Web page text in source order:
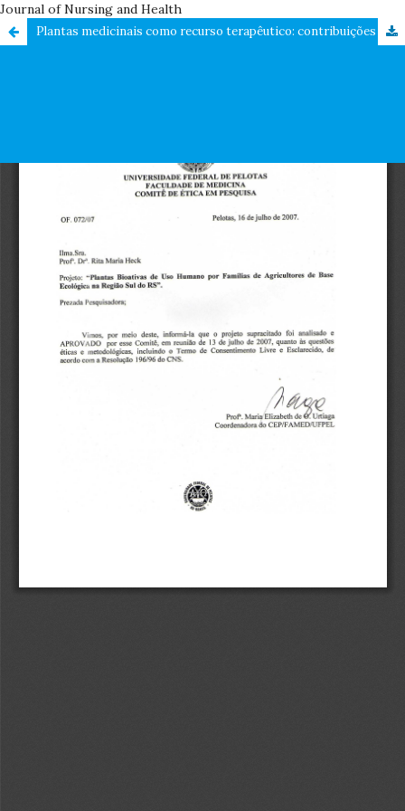
Journal of Nursing and Health
Plantas medicinais como recurso terapêutico: contribuições para o Sistema Único de Saúde